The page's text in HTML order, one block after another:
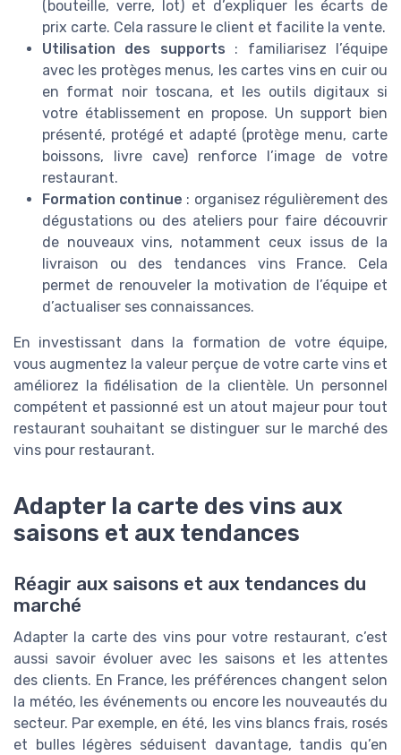
(bouteille, verre, lot) et d’expliquer les écarts de
prix carte. Cela rassure le client et facilite la vente.
Utilisation des supports : familiarisez l’équipe
avec les protèges menus, les cartes vins en cuir ou
en format noir toscana, et les outils digitaux si
votre établissement en propose. Un support bien
présenté, protégé et adapté (protège menu, carte
boissons, livre cave) renforce l’image de votre
restaurant.
Formation continue : organisez régulièrement des
dégustations ou des ateliers pour faire découvrir
de nouveaux vins, notamment ceux issus de la
livraison ou des tendances vins France. Cela
permet de renouveler la motivation de l’équipe et
d’actualiser ses connaissances.
En investissant dans la formation de votre équipe,
vous augmentez la valeur perçue de votre carte vins et
améliorez la fidélisation de la clientèle. Un personnel
compétent et passionné est un atout majeur pour tout
restaurant souhaitant se distinguer sur le marché des
vins pour restaurant.
Adapter la carte des vins aux
saisons et aux tendances
Réagir aux saisons et aux tendances du
marché
Adapter la carte des vins pour votre restaurant, c’est
aussi savoir évoluer avec les saisons et les attentes
des clients. En France, les préférences changent selon
la météo, les événements ou encore les nouveautés du
secteur. Par exemple, en été, les vins blancs frais, rosés
et bulles légères séduisent davantage, tandis qu’en